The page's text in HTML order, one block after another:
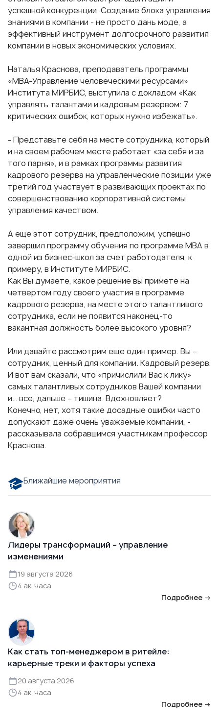
успешной конкуренции. Создание блока управления
знаниями в компании - не просто дань моде, а
эффективный инструмент долгосрочного развития
компании в новых экономических условиях.
Наталья Краснова, преподаватель программы
«MBA-Управление человеческими ресурсами»
Института МИРБИС, выступила с докладом «Как
управлять талантами и кадровым резервом: 7
критических ошибок, которых нужно избежать».
- Представьте себя на месте сотрудника, который
и на своем рабочем месте работает «за себя и за
того парня», и в рамках программы развития
кадрового резерва на управленческие позиции уже
третий год участвует в развивающих проектах по
совершенствованию корпоративной системы
управления качеством.
А еще этот сотрудник, предположим, успешно
завершил программу обучения по программе MBA в
одной из бизнес-школ за счет работодателя, к
примеру, в Институте МИРБИС.
Как Вы думаете, какое решение вы примете на
четвертом году своего участия в программе
кадрового резерва, на месте этого талантливого
сотрудника, если не появится наконец-то
вакантная должность более высокого уровня?
Или давайте рассмотрим еще один пример. Вы –
сотрудник, ценный для компании. Кадровый резерв.
И вот вам сказали, что «причислили Вас к лику»
самых талантливых сотрудников Вашей компании
и… все, дальше – тишина. Вдохновляет?
Конечно, нет, хотя такие досадные ошибки часто
допускают даже очень уважаемые компании, -
рассказывала собравшимся участникам профессор
Краснова.
Ближайшие мероприятия
Лидеры трансформаций – управление
изменениями
19 августа 2026
4 ак. часа
Подробнее →
Как стать топ-менеджером в ритейле:
карьерные треки и факторы успеха
20 августа 2026
4 ак. часа
Подробнее →